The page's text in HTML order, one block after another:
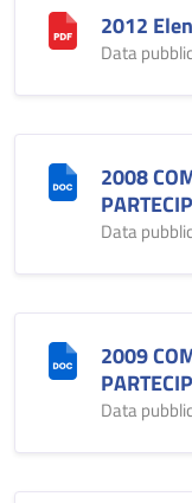
2012
Data
2008
Data
2009
Data